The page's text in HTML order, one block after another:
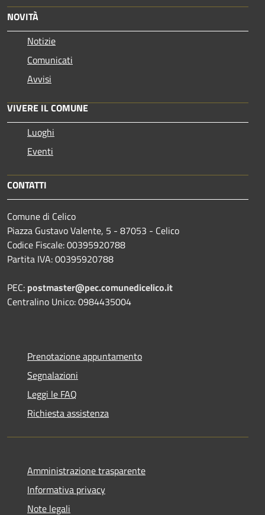
NOVITÀ
Notizie
Comunicati
Avvisi
VIVERE IL COMUNE
Luoghi
Eventi
CONTATTI
Comune di Celico
Piazza Gustavo Valente, 5 - 87053 - Celico
Codice Fiscale: 00395920788
Partita IVA: 00395920788
PEC: postmaster@pec.comunedicelico.it
Centralino Unico: 0984435004
Prenotazione appuntamento
Segnalazioni
Leggi le FAQ
Richiesta assistenza
Amministrazione trasparente
Informativa privacy
Note legali